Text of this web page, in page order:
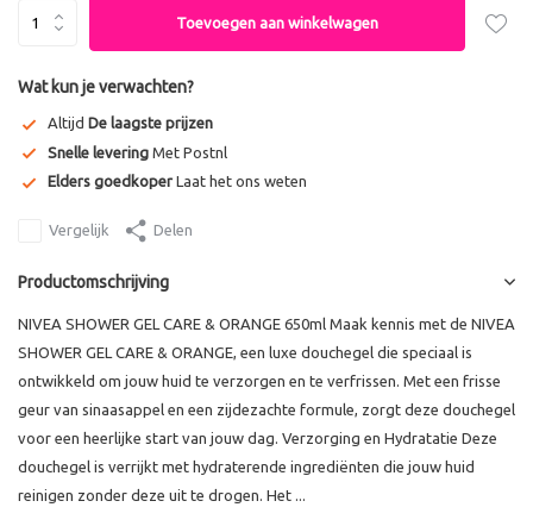
Toevoegen aan winkelwagen
Wat kun je verwachten?
Altijd De laagste prijzen
Snelle levering Met Postnl
Elders goedkoper Laat het ons weten
Vergelijk Delen
Productomschrijving
NIVEA SHOWER GEL CARE & ORANGE 650ml Maak kennis met de NIVEA
SHOWER GEL CARE & ORANGE, een luxe douchegel die speciaal is
ontwikkeld om jouw huid te verzorgen en te verfrissen. Met een frisse
geur van sinaasappel en een zijdezachte formule, zorgt deze douchegel
voor een heerlijke start van jouw dag. Verzorging en Hydratatie Deze
douchegel is verrijkt met hydraterende ingrediënten die jouw huid
reinigen zonder deze uit te drogen. Het ...